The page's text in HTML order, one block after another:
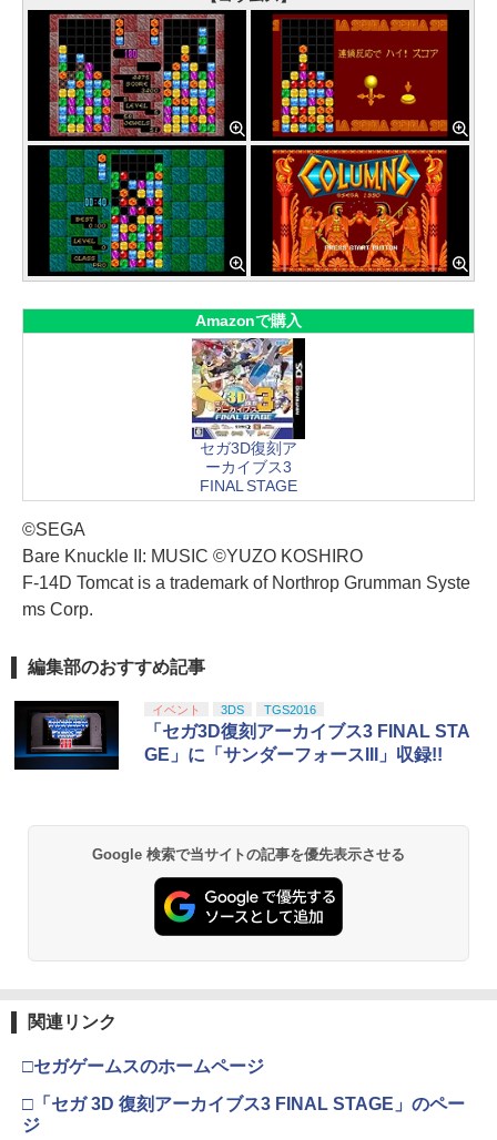
Amazonで購入
セガ3D復刻ア
ーカイブス3
FINAL STAGE
©SEGA
Bare Knuckle II: MUSIC ©YUZO KOSHIRO
F-14D Tomcat is a trademark of Northrop Grumman Syste
ms Corp.
編集部のおすすめ記事
イベント 3DS TGS2016
「セガ3D復刻アーカイブス3 FINAL STA
GE」に「サンダーフォースIII」収録!!
Google 検索で当サイトの記事を優先表示させる
関連リンク
□セガゲームスのホームページ
□「セガ 3D 復刻アーカイブス3 FINAL STAGE」のペー
ジ